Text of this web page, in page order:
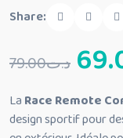
Share:
د.ت79.00
Le
prix
La Race Remote
design sportif pour